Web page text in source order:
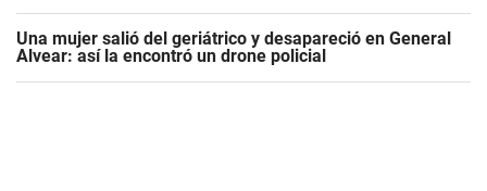
Una mujer salió del geriátrico y desapareció en General
Alvear: así la encontró un drone policial